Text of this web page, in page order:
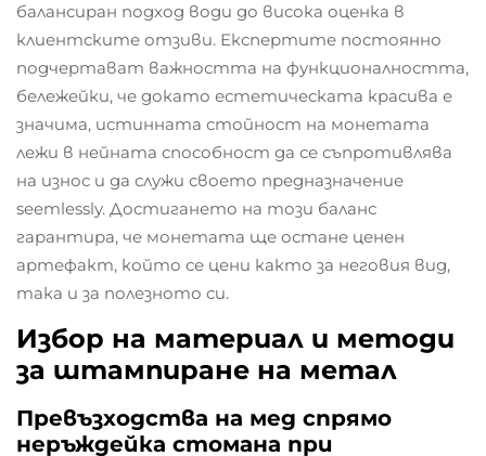
балансиран подход води до висока оценка в
клиентските отзиви. Експертите постоянно
подчертават важността на функционалността,
бележейки, че докато естетическата красива е
значима, истинната стойност на монетата
лежи в нейната способност да се съпротивлява
на износ и да служи своето предназначение
seemlessly. Достигането на този баланс
гарантира, че монетата ще остане ценен
артефакт, който се цени както за неговия вид,
така и за полезното си.
Избор на материал и методи
за штампиране на метал
Превъзходства на мед спрямо
неръждейка стомана при